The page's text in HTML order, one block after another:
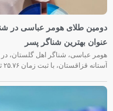
دومین طلای هومر عباسی در
عنوان بهترین شناگر پسر
هومر عباسی، شناگر اهل گلستان،
آستانه قزاقستان، با ثبت زمان ۲۵.۷۶ ثانیه در ماده ۵۰ متر کرال پشت به مدال طلا